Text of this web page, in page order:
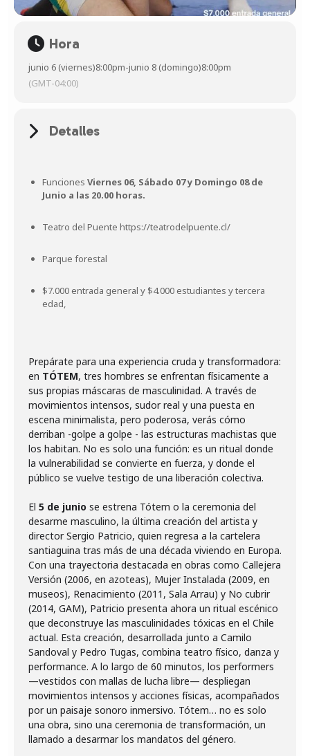
Hora
junio 6 (viernes)8:00pm-junio 8 (domingo)8:00pm
(GMT-04:00)
Detalles
Funciones Viernes 06, Sábado 07 y Domingo 08 de
Junio a las 20.00 horas.
Teatro del Puente https://teatrodelpuente.cl/
Parque forestal
$7.000 entrada general y $4.000 estudiantes y tercera
edad,
Prepárate para una experiencia cruda y transformadora:
en TÓTEM, tres hombres se enfrentan físicamente a
sus propias máscaras de masculinidad. A través de
movimientos intensos, sudor real y una puesta en
escena minimalista, pero poderosa, verás cómo
derriban -golpe a golpe - las estructuras machistas que
los habitan. No es solo una función: es un ritual donde
la vulnerabilidad se convierte en fuerza, y donde el
público se vuelve testigo de una liberación colectiva.
El 5 de junio se estrena Tótem o la ceremonia del
desarme masculino, la última creación del artista y
director Sergio Patricio, quien regresa a la cartelera
santiaguina tras más de una década viviendo en Europa.
Con una trayectoria destacada en obras como Callejera
Versión (2006, en azoteas), Mujer Instalada (2009, en
museos), Renacimiento (2011, Sala Arrau) y No cubrir
(2014, GAM), Patricio presenta ahora un ritual escénico
que deconstruye las masculinidades tóxicas en el Chile
actual. Esta creación, desarrollada junto a Camilo
Sandoval y Pedro Tugas, combina teatro físico, danza y
performance. A lo largo de 60 minutos, los performers
—vestidos con mallas de lucha libre— despliegan
movimientos intensos y acciones físicas, acompañados
por un paisaje sonoro inmersivo. Tótem… no es solo
una obra, sino una ceremonia de transformación, un
llamado a desarmar los mandatos del género.